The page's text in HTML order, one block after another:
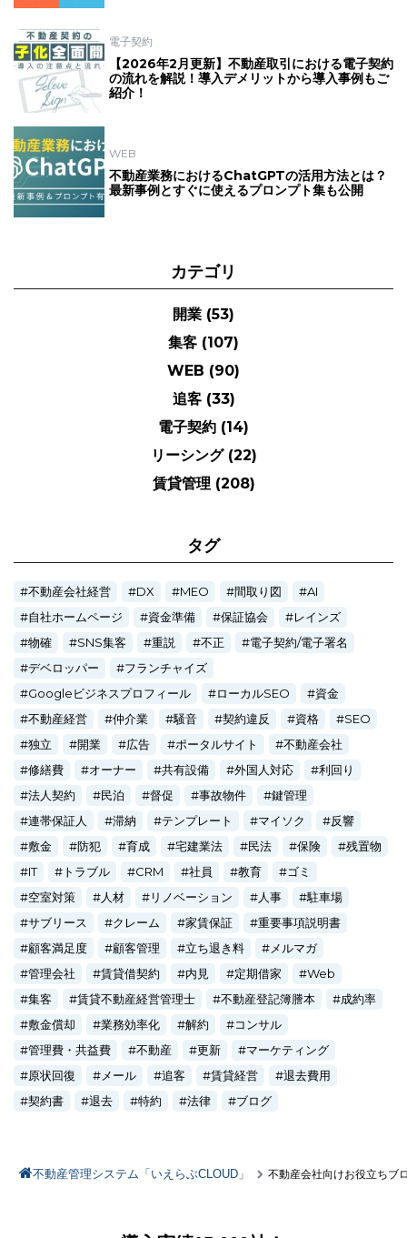
電子契約
【2026年2月更新】不動産取引における電子契約
の流れを解説！導入デメリットから導入事例もご
紹介！
WEB
不動産業務におけるChatGPTの活用方法とは？
最新事例とすぐに使えるプロンプト集も公開
カテゴリ
開業 (53)
集客 (107)
WEB (90)
追客 (33)
電子契約 (14)
リーシング (22)
賃貸管理 (208)
タグ
不動産会社経営 DX MEO 間取り図
AI
自社ホームページ
資金準備 保証協会
レインズ
物確
SNS集客 重説 不正
電子契約/電子署名
デベロッパー
フランチャイズ
Googleビジネスプロフィール
ローカルSEO
資金
不動産経営
仲介業 騒音 契約違反 資格
SEO
独立
開業 広告 ポータルサイト
不動産会社
修繕費
オーナー 共有設備 外国人対応
利回り
法人契約
民泊 督促 事故物件
鍵管理
連帯保証人
滞納 テンプレート マイソク
反響
敷金
防犯 育成 宅建業法 民法 保険
残置物
IT
トラブル CRM 社員 教育
ゴミ
空室対策
人材 リノベーション 人事
駐車場
サブリース
クレーム 家賃保証
重要事項説明書
顧客満足度
顧客管理 立ち退き料
メルマガ
管理会社
賃貸借契約 内見 定期借家
Web
集客
賃貸不動産経営管理士 不動産登記簿謄本
成約率
敷金償却
業務効率化 解約
コンサル
管理費・共益費
不動産 更新
マーケティング
原状回復
メール 追客 賃貸経営
退去費用
契約書
退去 特約 法律 ブログ
不動産管理システム「いえらぶCLOUD」 不動産会社向けお役立ちブ